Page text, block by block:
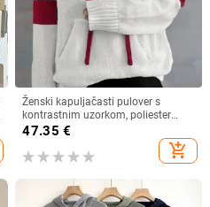
Ženski kapuljačasti pulover s
kontrastnim uzorkom, poliester
(95%+), regular fit, rukavi s
47.35 €
add_shopping_cart